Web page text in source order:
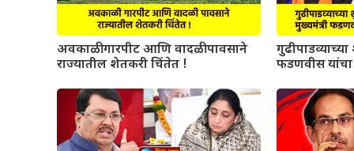
अवकाळी गारपीट आणि वादळी पावसाने
राज्यातील शेतकरी चिंतेत !
फडणवीस